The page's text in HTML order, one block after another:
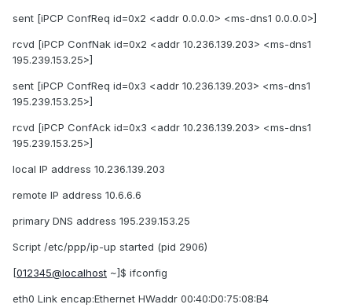
sent [iPCP ConfReq id=0x2 <addr 0.0.0.0> <ms-dns1 0.0.0.0>]
rcvd [iPCP ConfNak id=0x2 <addr 10.236.139.203> <ms-dns1
195.239.153.25>]
sent [iPCP ConfReq id=0x3 <addr 10.236.139.203> <ms-dns1
195.239.153.25>]
rcvd [iPCP ConfAck id=0x3 <addr 10.236.139.203> <ms-dns1
195.239.153.25>]
local IP address 10.236.139.203
remote IP address 10.6.6.6
primary DNS address 195.239.153.25
Script /etc/ppp/ip-up started (pid 2906)
[012345@localhost ~]$ ifconfig
eth0 Link encap:Ethernet HWaddr 00:40:D0:75:08:B4